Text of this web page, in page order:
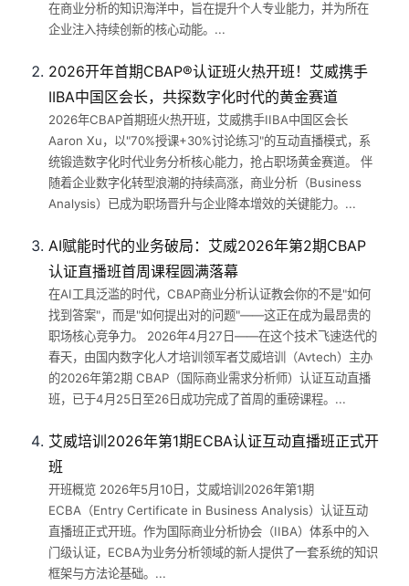
在商业分析的知识海洋中，旨在提升个人专业能力，并为所在
企业注入持续创新的核心动能。...
2026开年首期CBAP®认证班火热开班！艾威携手
IIBA中国区会长，共探数字化时代的黄金赛道
2026年CBAP首期班火热开班，艾威携手IIBA中国区会长
Aaron Xu，以"70%授课+30%讨论练习"的互动直播模式，系
统锻造数字化时代业务分析核心能力，抢占职场黄金赛道。 伴
随着企业数字化转型浪潮的持续高涨，商业分析（Business
Analysis）已成为职场晋升与企业降本增效的关键能力。...
AI赋能时代的业务破局：艾威2026年第2期CBAP
认证直播班首周课程圆满落幕
在AI工具泛滥的时代，CBAP商业分析认证教会你的不是"如何
找到答案"，而是"如何提出对的问题"——这正在成为最昂贵的
职场核心竞争力。 2026年4月27日——在这个技术飞速迭代的
春天，由国内数字化人才培训领军者艾威培训（Avtech）主办
的2026年第2期 CBAP（国际商业需求分析师）认证互动直播
班，已于4月25日至26日成功完成了首周的重磅课程。...
艾威培训2026年第1期ECBA认证互动直播班正式开
班
开班概览 2026年5月10日，艾威培训2026年第1期
ECBA（Entry Certificate in Business Analysis）认证互动
直播班正式开班。作为国际商业分析协会（IIBA）体系中的入
门级认证，ECBA为业务分析领域的新人提供了一套系统的知识
框架与方法论基础。...